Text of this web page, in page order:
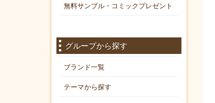
無料サンプル・コミックプレゼント
グループから探す
ブランド一覧
テーマから探す